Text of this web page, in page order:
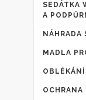
SEDÁTKA
A
NÁHRADA
MADLA
OCHRANA